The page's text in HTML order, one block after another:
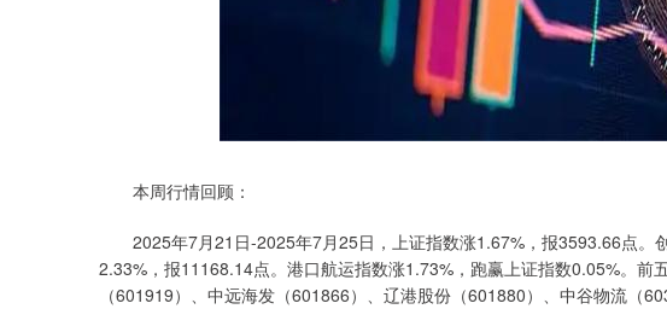
本周行情回顾：
2025年7月21日-2025年7月25日，上证指数涨1.67%，报3593.66点。
2.33%，报11168.14点。港口航运指数涨1.73%，跑赢上证指数0.05%。前
（601919）、中远海发（601866）、辽港股份（601880）、中谷物流（